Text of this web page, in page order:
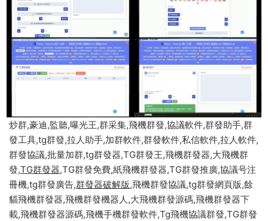
炒群,豪迪,監聽,曝光王,群采集,飛機群發,協議軟件,群發助手,群
發工具,tg群發,拉人助手,加群軟件,群發軟件,私信軟件,拉人軟件,
群發協議,批量加群,tg群發器,TG群發王,飛機群發器,大飛機群
發,TG群發器,TG群發免費,紙飛機群發器,TG群發推廣,協議号注
冊機,tg群發廣告,群發器破解版,飛機群發協議,tg群發網頁版,餘
貓飛機群發器,飛機群發機器人,大飛機群發源碼,飛機群發器下
載,飛機群發器源碼,飛機手機群發軟件,Tg飛機協議群發,TG群發